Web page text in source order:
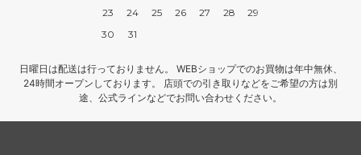
23
24 25 26 27 28
29
30
31
日曜日は配送は行っておりません。 WEBショップでのお買物は年中無休、
24時間オープンしております。 店頭での引き取りなどをご希望の方は別
途、公式ラインなどでお問い合わせください。